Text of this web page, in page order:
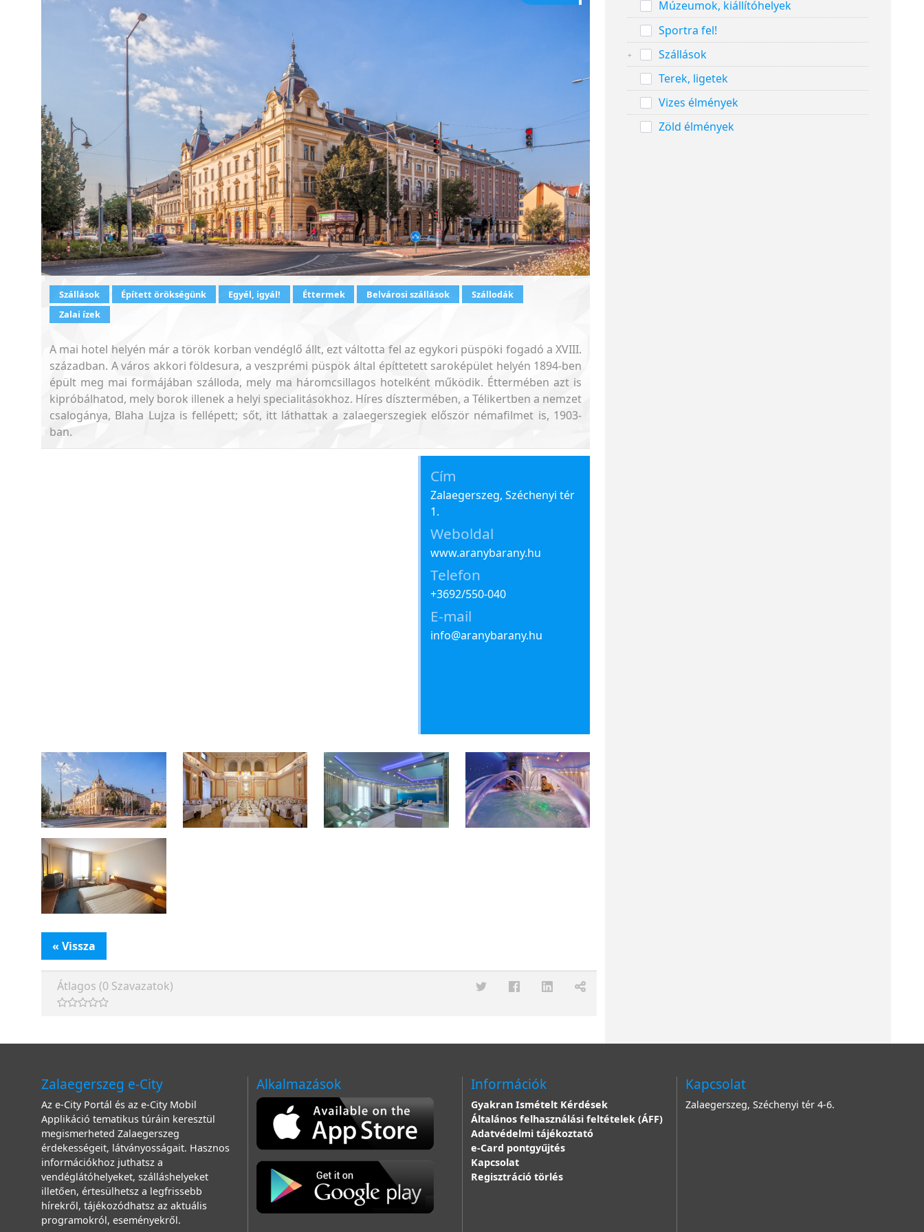
Szállások Épített örökségünk Egyél, igyál! Éttermek Belvárosi szállások
Szállodák
Zalai ízek
A mai hotel helyén már a török korban vendéglő állt, ezt váltotta fel az egykori püspöki fogadó a XVIII.
században. A város akkori földesura, a veszprémi püspök által építtetett saroképület helyén 1894-ben
épült meg mai formájában szálloda, mely ma háromcsillagos hotelként működik. Éttermében azt is
kipróbálhatod, mely borok illenek a helyi specialitásokhoz. Híres dísztermében, a Télikertben a nemzet
csalogánya, Blaha Lujza is fellépett; sőt, itt láthattak a zalaegerszegiek először némafilmet is, 1903-
ban.
Cím
Zalaegerszeg, Széchenyi tér
1.
Weboldal
www.aranybarany.hu
Telefon
+3692/550-040
E-mail
info@aranybarany.hu
« Vissza
Átlagos (0 Szavazatok)
Múzeumok, kiállítóhelyek
Sportra fel!
Szállások
Terek, ligetek
Vizes élmények
Zöld élmények
Zalaegerszeg e-City
Az e-City Portál és az e-City Mobil
Applikáció tematikus túráin keresztül
megismerheted Zalaegerszeg
érdekességeit, látványosságait. Hasznos
információkhoz juthatsz a
vendéglátóhelyeket, szálláshelyeket
illetően, értesülhetsz a legfrissebb
hírekről, tájékozódhatsz az aktuális
programokról, eseményekről.
Alkalmazások Információk
Gyakran Ismételt Kérdések
Általános felhasználási feltételek (ÁFF)
Adatvédelmi tájékoztató
e-Card pontgyűjtés
Kapcsolat
Regisztráció törlés
Kapcsolat
Zalaegerszeg, Széchenyi tér 4-6.